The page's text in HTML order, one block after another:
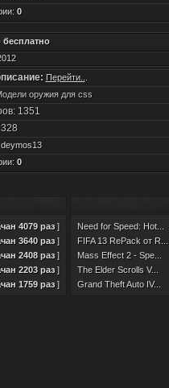
0
бесплатно
Перейти..
оружия для css
1351
deymos13
0
4079 раз]
3640 раз]
2408 раз]
2203 раз]
1759 раз]
Need for Speed: Hot...
FIFA 13 RePack от R...
Mass Effect 2 - Spe...
The Elder Scrolls V...
Grand Theft Auto IV...